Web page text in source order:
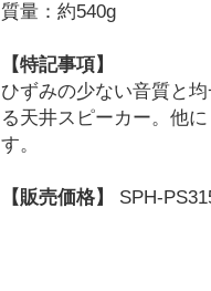
質量：約540g
【特記事項】
ひずみの少ない音質と
る天井スピーカー。他
す。
【販売価格】 SPH-